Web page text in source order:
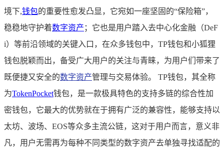
境下,钱包的重要性愈发凸显，它宛如一座坚固的“保险箱”，
稳稳地守护着数字资产 ；它也是用户踏入去中心化金融（DeF
i）等前沿领域的关键入口，在众多钱包中，TP钱包和小狐狸
钱包脱颖而出，备受广大用户的关注与青睐，为用户们带来了
既便捷又安全的数字资产管理与交易体验。 TP钱包，其全称
为TokenPocket钱包，是一款极具特色的支持多链的综合性加
密钱包，它最大的优势就在于拥有广泛的兼容性，能够支持以
太坊、波场、EOS等众多主流公链，这对于用户而言，意义非
凡，用户无需再为每种不同类型的数字资产去单独寻找适配的